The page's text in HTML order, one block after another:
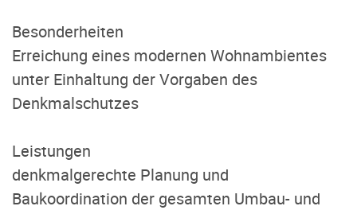
Besonderheiten
Erreichung eines modernen Wohnambientes
unter Einhaltung der Vorgaben des
Denkmalschutzes
Leistungen
denkmalgerechte Planung und
Baukoordination der gesamten Umbau- und